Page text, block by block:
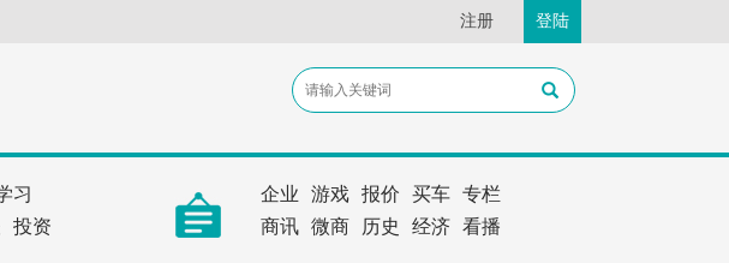
注册 登陆
习
投资
企业 游戏 报价 买车 专栏
商讯 微商 历史 经济 看播